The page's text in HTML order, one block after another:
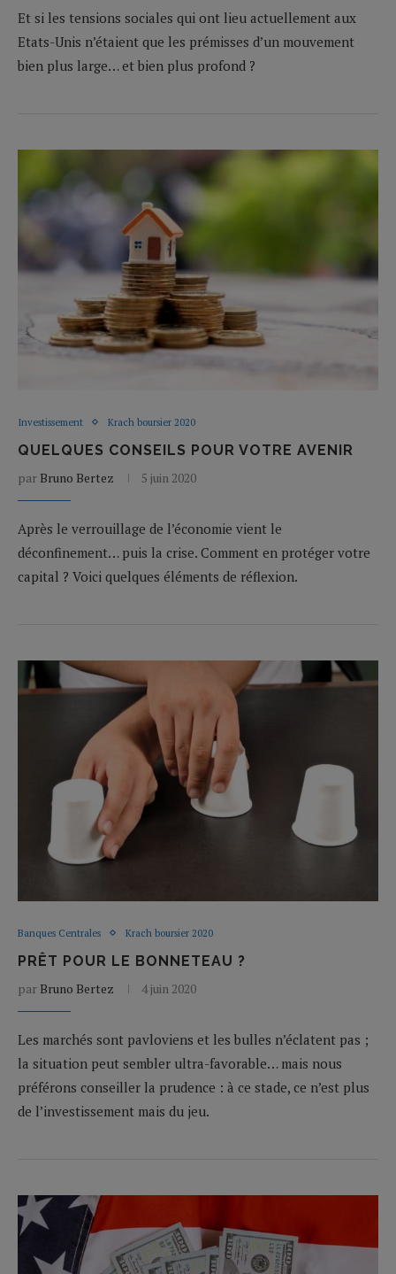
Et si les tensions sociales qui ont lieu actuellement aux
Etats-Unis n’étaient que les prémisses d’un mouvement
bien plus large… et bien plus profond ?
Investissement Krach boursier 2020
QUELQUES CONSEILS POUR VOTRE AVENIR
par Bruno Bertez 5 juin 2020
Après le verrouillage de l’économie vient le
déconfinement… puis la crise. Comment en protéger votre
capital ? Voici quelques éléments de réflexion.
Banques Centrales Krach boursier 2020
PRÊT POUR LE BONNETEAU ?
par Bruno Bertez 4 juin 2020
Les marchés sont pavloviens et les bulles n’éclatent pas ;
la situation peut sembler ultra-favorable… mais nous
préférons conseiller la prudence : à ce stade, ce n’est plus
de l’investissement mais du jeu.